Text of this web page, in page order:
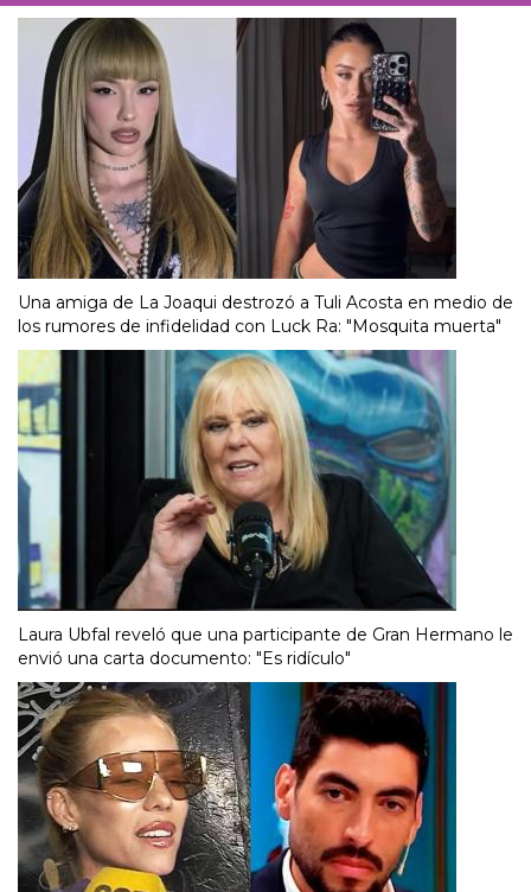
Una amiga de La Joaqui destrozó a Tuli Acosta en medio de
los rumores de infidelidad con Luck Ra: "Mosquita muerta"
Laura Ubfal reveló que una participante de Gran Hermano le
envió una carta documento: "Es ridículo"